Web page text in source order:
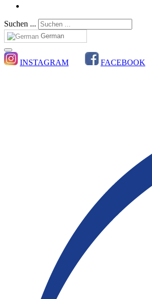
Suchen ...
German
INSTAGRAM FACEBOOK